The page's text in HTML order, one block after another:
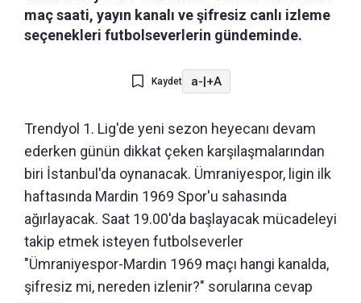
maç saati, yayın kanalı ve şifresiz canlı izleme
seçenekleri futbolseverlerin gündeminde.
Kaydet a-|+A
Trendyol 1. Lig'de yeni sezon heyecanı devam
ederken günün dikkat çeken karşılaşmalarından
biri İstanbul'da oynanacak. Ümraniyespor, ligin ilk
haftasında Mardin 1969 Spor'u sahasında
ağırlayacak. Saat 19.00'da başlayacak mücadeleyi
takip etmek isteyen futbolseverler
"Ümraniyespor-Mardin 1969 maçı hangi kanalda,
şifresiz mi, nereden izlenir?" sorularına cevap